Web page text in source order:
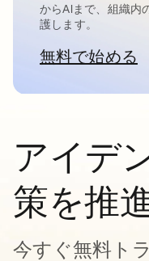
からAIまで、組織内
護します。
無料で始める
新しい
アイデ
策を推
今すぐ無料ト